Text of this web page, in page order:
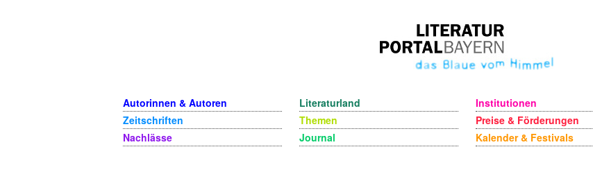
Autorinnen & Autoren
Zeitschriften
Nachlässe
Literaturland
Themen
Journal
Institutionen
Preise & Förderungen
Kalender & Festivals